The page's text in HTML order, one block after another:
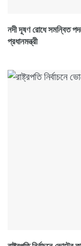
নদী দূষণ রোধে সমন্বিত
প্রধানমন্ত্রী